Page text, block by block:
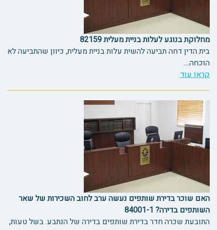
מחלוקת בנוגע לעלות בניית מעלית 82159
בית הדין דחה תביעה להשית עלות בניית מעלית, כיוון שהתביעה לא
הוכחה....
קראו עוד
האם שוכר בדירת שותפים נעשה ערב לחוב השכירות של שאר
השותפים בדירה? 84001-1
התובעת שכרה חדר בדירת שותפים בדירה של הנתבע. בשל טעות,